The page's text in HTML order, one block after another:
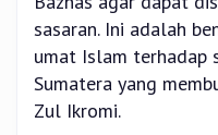
sasaran. Ini adalah
umat Islam terhadap
Sumatera yang
Zul Ikromi.